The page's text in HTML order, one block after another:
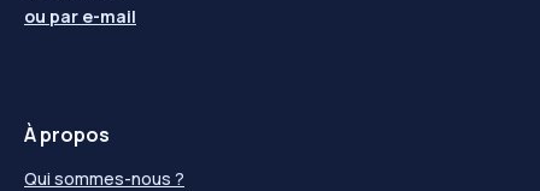
ou par e-mail
À propos
Qui sommes-nous ?